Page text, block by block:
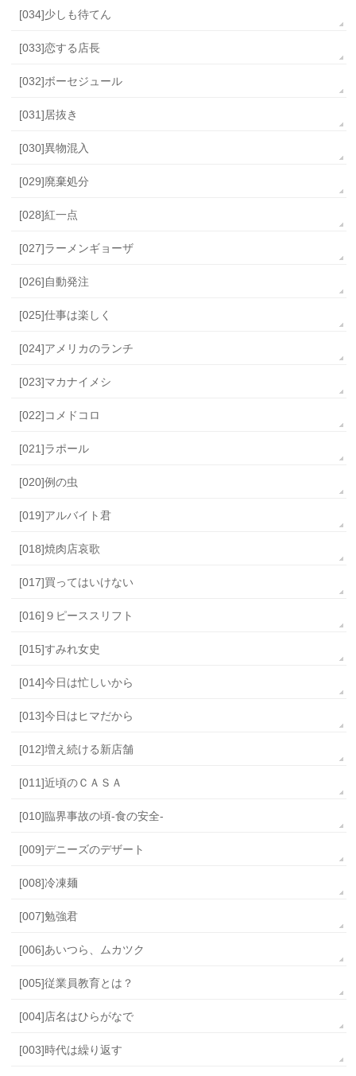
[034]少しも待てん
[033]恋する店長
[032]ボーセジュール
[031]居抜き
[030]異物混入
[029]廃棄処分
[028]紅一点
[027]ラーメンギョーザ
[026]自動発注
[025]仕事は楽しく
[024]アメリカのランチ
[023]マカナイメシ
[022]コメドコロ
[021]ラポール
[020]例の虫
[019]アルバイト君
[018]焼肉店哀歌
[017]買ってはいけない
[016]９ピーススリフト
[015]すみれ女史
[014]今日は忙しいから
[013]今日はヒマだから
[012]増え続ける新店舗
[011]近頃のＣＡＳＡ
[010]臨界事故の頃-食の安全-
[009]デニーズのデザート
[008]冷凍麺
[007]勉強君
[006]あいつら、ムカツク
[005]従業員教育とは？
[004]店名はひらがなで
[003]時代は繰り返す